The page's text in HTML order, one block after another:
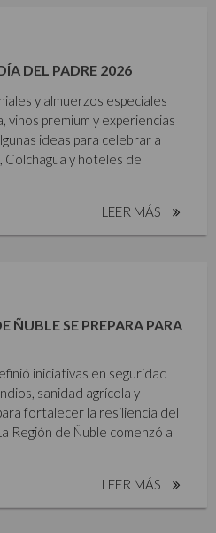
DEL PADRE 2026
y almuerzos especiales
vinos premium y experiencias
ideas para celebrar a
Colchagua y hoteles de
LEER MÁS
ÑUBLE SE PREPARA PARA
iniciativas en seguridad
sanidad agrícola y
fortalecer la resiliencia del
Región de Ñuble comenzó a
LEER MÁS